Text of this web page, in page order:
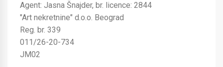
Agent: Jasna Šnajder, br. licence: 2844
"Art nekretnine" d.o.o. Beograd
Reg. br. 339
011/26-20-734
JM02